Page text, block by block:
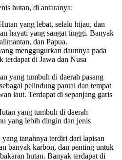
hutan, di antaranya:
yang lebat, selalu hijau, dan
hayati yang sangat tinggi. Banyak
dan Papua.
menggugurkan daunnya pada
terdapat di Jawa dan Nusa
yang tumbuh di daerah pasang
pelindung pantai dan tempat
laut. Terdapat di sepanjang garis
yang tumbuh di daerah
yang lebih dingin dan jenis
yang tanahnya terdiri dari lapisan
banyak karbon, dan penting untuk
hutan. Banyak terdapat di